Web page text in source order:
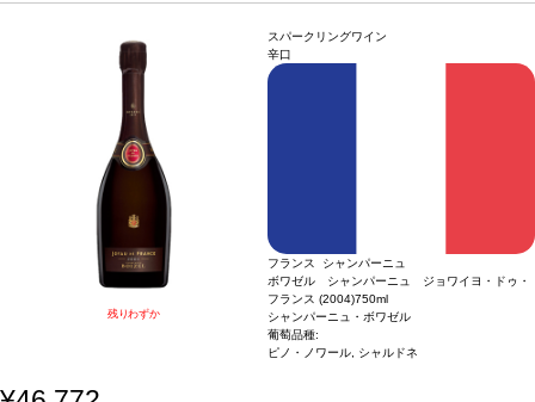
い余韻の繊細な後味は、生き生きとしたフレッシュ感が続く。
ロホロチョウのパスティラ、赤いベリーのデザート
ノ・ノワール 62%（内10%は赤ワインとして醸造される）
ッシュでやわらかな風味は、シナモン、ピンク胡椒などのスパイスの含み、砂糖掛
けのオレンジやスモーキーな含みを伴う。風味は非常に繊細で、他を圧倒したりし
ない。ワインのきれいな組成は、ほのかにタンニンとチョーキーな含みを示す。長
い余韻の繊細な後味は、生き生きとしたフレッシュ感が続く。
ロホロチョウのパスティラ、赤いベリーのデザート
ノ・ノワール 62%（内10%は赤ワインとして醸造される）
残りわずか
スパークリングワイン
辛口
フランス シャンパーニュ
ボワゼル シャンパーニュ ジョワイヨ・ドゥ・
フランス (2004)750ml
シャンパーニュ・ボワゼル
葡萄品種:
ピノ・ノワール, シャルドネ